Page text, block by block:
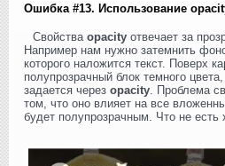
Ошибка #13. Использование
Свойства opacity отвечает за
Например нам нужно затемнить
которого наложится текст. Поверх
полупрозрачный блок темного
задается через opacity. Проблема
том, что оно влияет на все
будет полупрозрачным. Что не есть